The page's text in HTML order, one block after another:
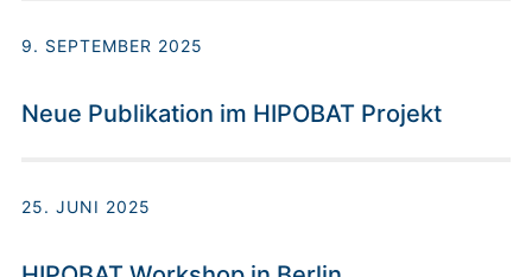
9. SEPTEMBER 2025
Neue Publikation im HIPOBAT Projekt
25. JUNI 2025